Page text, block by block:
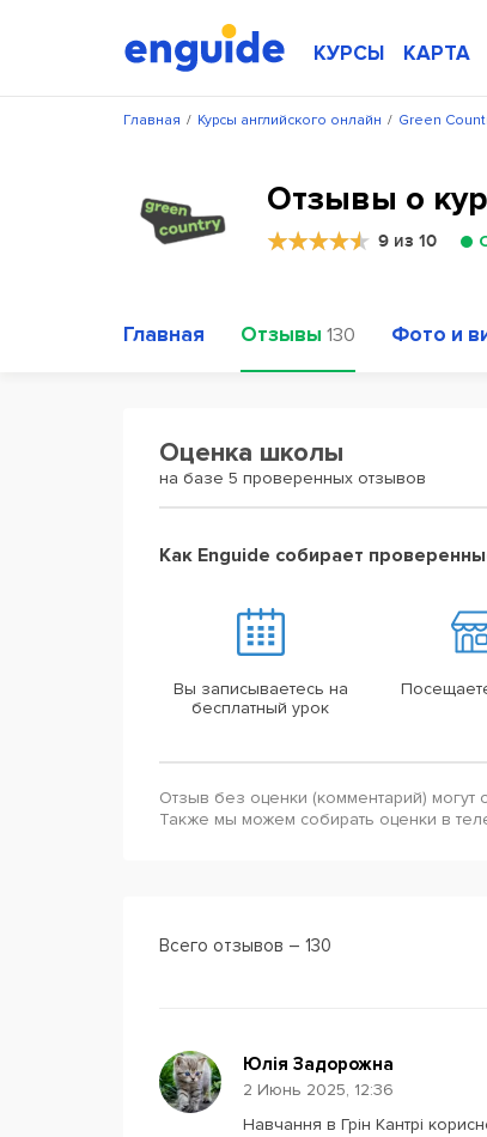
КУРСЫ КАРТА
/
Главная /
Курсы английского онлайн Green
Отзывы о
9 из 10
Главная Отзывы 130 Фото и
Оценка школы
на базе 5 проверенных отзывов
Как Enguide собирает
Вы записываетесь на
бесплатный урок
Отзыв без оценки (комментарий) могут
Также мы можем собирать оценки в
Всего отзывов – 130
Юлія Задорожна
2 Июнь 2025, 12:36
Навчання в Грін Кантрі